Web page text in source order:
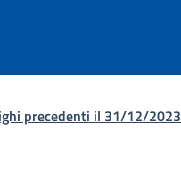
precedenti il 31/12/2023